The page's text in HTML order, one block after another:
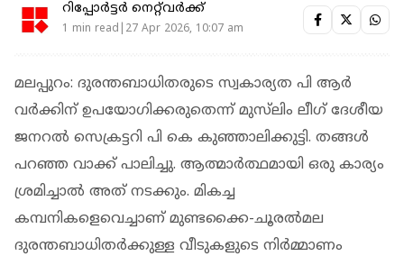
റിപ്പോർട്ടർ നെറ്റ്‌വര്‍ക്ക്‌
1 min read|27 Apr 2026, 10:07 am
മലപ്പുറം: ദുരന്തബാധിതരുടെ സ്വകാര്യത പി ആര്‍
വര്‍ക്കിന് ഉപയോഗിക്കരുതെന്ന് മുസ്‌ലിം ലീഗ് ദേശീയ
ജനറല്‍ സെക്രട്ടറി പി കെ കുഞ്ഞാലിക്കുട്ടി. തങ്ങള്‍
പറഞ്ഞ വാക്ക് പാലിച്ചു. ആത്മാര്‍ത്ഥമായി ഒരു കാര്യം
ശ്രമിച്ചാല്‍ അത് നടക്കും. മികച്ച
കമ്പനികളെവെച്ചാണ് മുണ്ടക്കൈ-ചൂരല്‍മല
ദുരന്തബാധിതര്‍ക്കുള്ള വീടുകളുടെ നിര്‍മ്മാണം